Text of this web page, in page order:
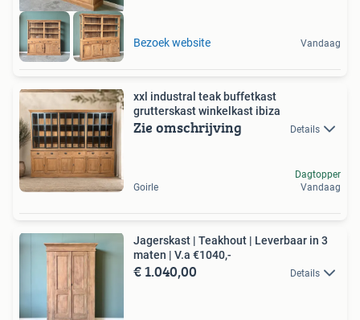
Bezoek website Vandaag
xxl industral teak buffetkast
grutterskast winkelkast ibiza
Zie omschrijving Details
Goirle
Dagtopper
Vandaag
Jagerskast | Teakhout | Leverbaar in 3
maten | V.a €1040,-
€ 1.040,00 Details